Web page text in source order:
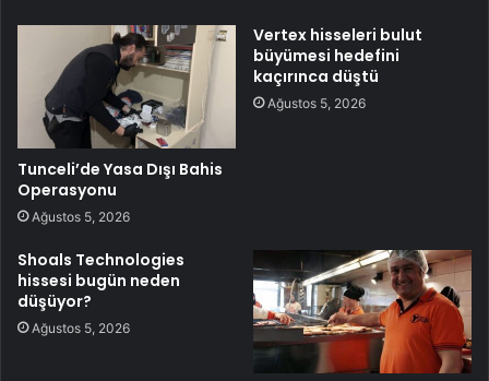
Tunceli’de Yasa Dışı Bahis
Operasyonu
Ağustos 5, 2026
Vertex hisseleri bulut
büyümesi hedefini
kaçırınca düştü
Ağustos 5, 2026
Shoals Technologies
hissesi bugün neden
düşüyor?
Ağustos 5, 2026